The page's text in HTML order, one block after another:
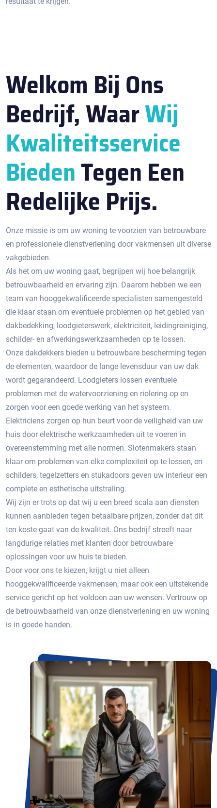
Welkom Bij Ons
Bedrijf, WaarWij
Kwaliteitsservice
BiedenTegen Een
Redelijke Prijs.
Onze missie is om uw woning te voorzien van betrouwbare
en professionele dienstverlening door vakmensen uit diverse
vakgebieden.
Als het om uw woning gaat, begrijpen wij hoe belangrijk
betrouwbaarheid en ervaring zijn. Daarom hebben we een
team van hooggekwalificeerde specialisten samengesteld
die klaar staan om eventuele problemen op het gebied van
dakbedekking, loodgieterswerk, elektriciteit, leidingreiniging,
schilder- en afwerkingswerkzaamheden op te lossen.
Onze dakdekkers bieden u betrouwbare bescherming tegen
de elementen, waardoor de lange levensduur van uw dak
wordt gegarandeerd. Loodgieters lossen eventuele
problemen met de watervoorziening en riolering op en
zorgen voor een goede werking van het systeem.
Elektriciens zorgen op hun beurt voor de veiligheid van uw
huis door elektrische werkzaamheden uit te voeren in
overeenstemming met alle normen. Slotenmakers staan ​​
klaar om problemen van elke complexiteit op te lossen, en
schilders, tegelzetters en stukadoors geven uw interieur een
complete en esthetische uitstraling.
Wij zijn er trots op dat wij u een breed scala aan diensten
kunnen aanbieden tegen betaalbare prijzen, zonder dat dit
ten koste gaat van de kwaliteit. Ons bedrijf streeft naar
langdurige relaties met klanten door betrouwbare
oplossingen voor uw huis te bieden.
Door voor ons te kiezen, krijgt u niet alleen
hooggekwalificeerde vakmensen, maar ook een uitstekende
service gericht op het voldoen aan uw wensen. Vertrouw op
de betrouwbaarheid van onze dienstverlening en uw woning
is in goede handen.